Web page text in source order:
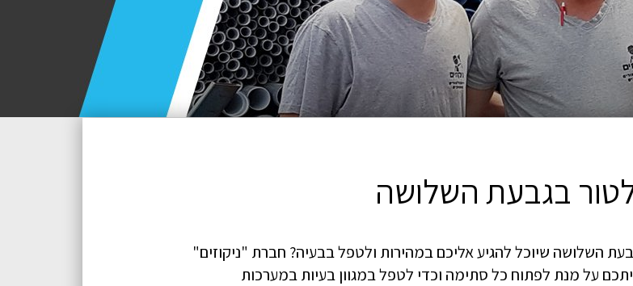
בגבעת השלושה
השלושה שיוכל להגיע אליכם במהירות ולטפל בבעיה? חברת "ניקוזים"
על מנת לפתוח כל סתימה וכדי לטפל במגוון בעיות במערכות